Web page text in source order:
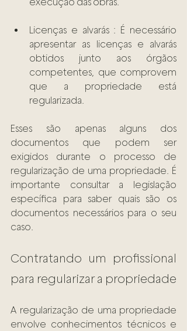
execução das obras.
Licenças e alvarás : É necessário
apresentar as licenças e alvarás
obtidos junto aos órgãos
competentes, que comprovem
que a propriedade está
regularizada.
Esses são apenas alguns dos
documentos que podem ser
exigidos durante o processo de
regularização de uma propriedade. É
importante consultar a legislação
específica para saber quais são os
documentos necessários para o seu
caso.
Contratando um profissional
A regularização de uma propriedade
envolve conhecimentos técnicos e